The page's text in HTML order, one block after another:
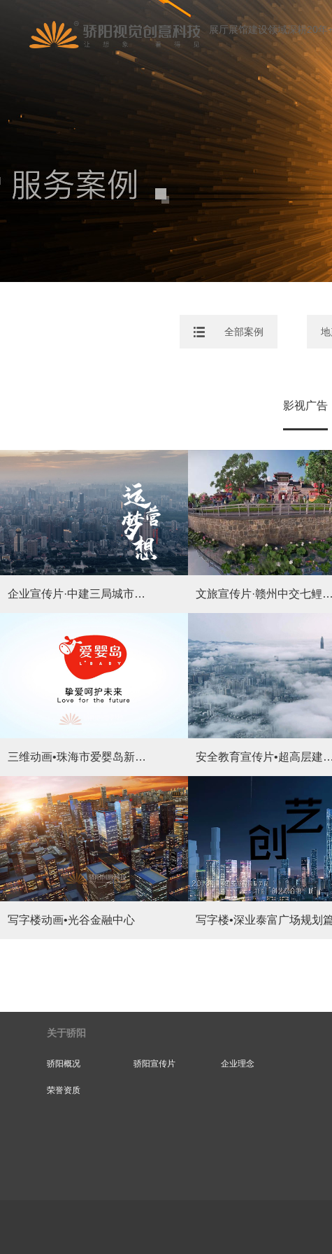
展厅展馆建设领域深耕20年
全部案例
影视广告
企业宣传片·中建三局城市投资运营公司 文旅宣传片·赣州中交七鲤古镇
三维动画•珠海市爱婴岛新零售管理有限公司 安全教育宣传片•超高层建筑安全教育
写字楼动画•光谷金融中心 写字楼•深业泰富广场规划
关于骄阳
骄阳概况 骄阳宣传片 企业理念
荣誉资质